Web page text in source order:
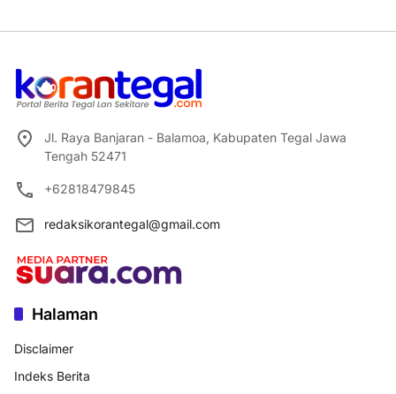
Jl. Raya Banjaran - Balamoa, Kabupaten Tegal Jawa
Tengah 52471
+62818479845
redaksikorantegal@gmail.com
Halaman
Disclaimer
Indeks Berita